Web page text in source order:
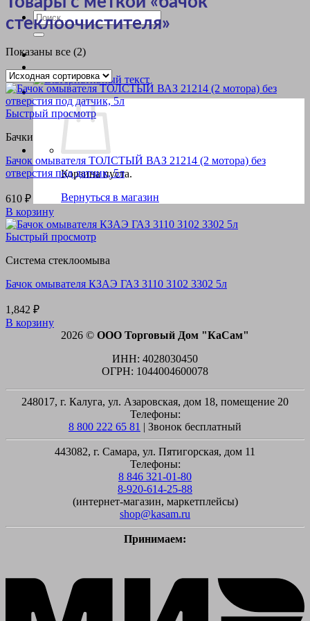
Искать:
Корзина пуста.
Вернуться в магазин
стеклоочистителя»
Показаны все (2)
Быстрый просмотр
Бачки
Бачок омывателя ТОЛСТЫЙ ВАЗ 21214 (2 мотора) без
отверстия под датчик, 5л
610 ₽
В корзину
Быстрый просмотр
Система стеклоомыва
Бачок омывателя КЗАЭ ГАЗ 3110 3102 3302 5л
1,842 ₽
В корзину
2026 © ООО Торговый Дом "КаСам"
ИНН: 4028030450
ОГРН: 1044004600078
248017, г. Калуга, ул. Азаровская, дом 18, помещение 20
Телефоны:
8 800 222 65 81 | Звонок бесплатный
443082, г. Самара, ул. Пятигорская, дом 11
Телефоны:
8 846 321-01-80
8-920-614-25-88
(интернет-магазин, маркетплейсы)
shop@kasam.ru
Принимаем: